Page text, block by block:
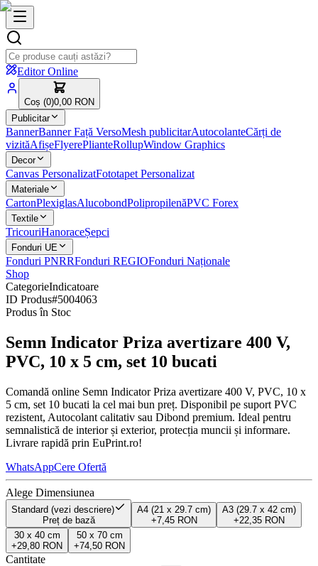
Editor Online
Coș (0)0,00 RON
Publicitar
BannerBanner Față VersoMesh publicitarAutocolanteCărți de
vizităAfișeFlyerePlianteRollupWindow Graphics
Decor
Canvas PersonalizatFototapet Personalizat
Materiale
CartonPlexiglasAlucobondPolipropilenăPVC Forex
Textile
TricouriHanoraceȘepci
Fonduri UE
Fonduri PNRRFonduri REGIOFonduri Naționale
Shop
CategorieIndicatoare
ID Produs#5004063
Produs în Stoc
Semn Indicator Priza avertizare 400 V,
PVC, 10 x 5 cm, set 10 bucati
Comandă online Semn Indicator Priza avertizare 400 V, PVC, 10 x
5 cm, set 10 bucati la cel mai bun preț. Disponibil pe suport PVC
rezistent, Autocolant calitativ sau Dibond premium. Ideal pentru
semnalistică de interior și exterior, protecția muncii și informare.
Livrare rapidă prin EuPrint.ro!
WhatsAppCere Ofertă
Alege Dimensiunea
Standard (vezi descriere)
Preț de bază
A4 (21 x 29.7 cm)
+7,45 RON
A3 (29.7 x 42 cm)
+22,35 RON
30 x 40 cm
+29,80 RON
50 x 70 cm
+74,50 RON
Cantitate